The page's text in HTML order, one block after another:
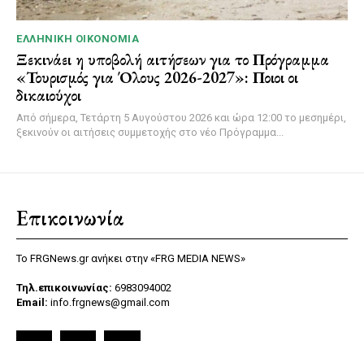
ΕΛΛΗΝΙΚΉ ΟΙΚΟΝΟΜΊΑ
Ξεκινάει η υποβολή αιτήσεων για το Πρόγραμμα
«Τουρισμός για Όλους 2026-2027»: Ποιοι οι
δικαιούχοι
Από σήμερα, Τετάρτη 5 Αυγούστου 2026 και ώρα 12:00 το μεσημέρι,
ξεκινούν οι αιτήσεις συμμετοχής στο νέο Πρόγραμμα...
Επικοινωνία
Το FRGNews.gr ανήκει στην «FRG MEDIA NEWS»
Τηλ.επικοινωνίας: 6983094002
Email: info.frgnews@gmail.com